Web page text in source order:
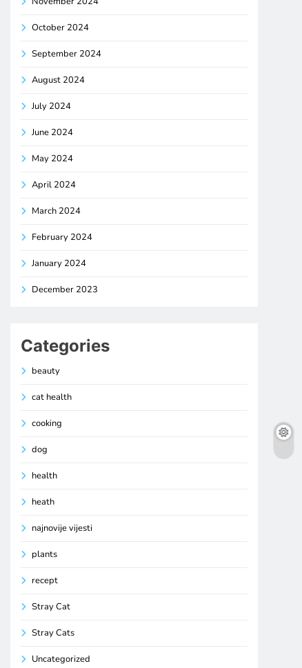
October 2024
September 2024
August 2024
July 2024
June 2024
May 2024
April 2024
March 2024
February 2024
January 2024
December 2023
Categories
beauty
cat health
cooking
dog
health
heath
najnovije vijesti
plants
recept
Stray Cat
Stray Cats
Uncategorized